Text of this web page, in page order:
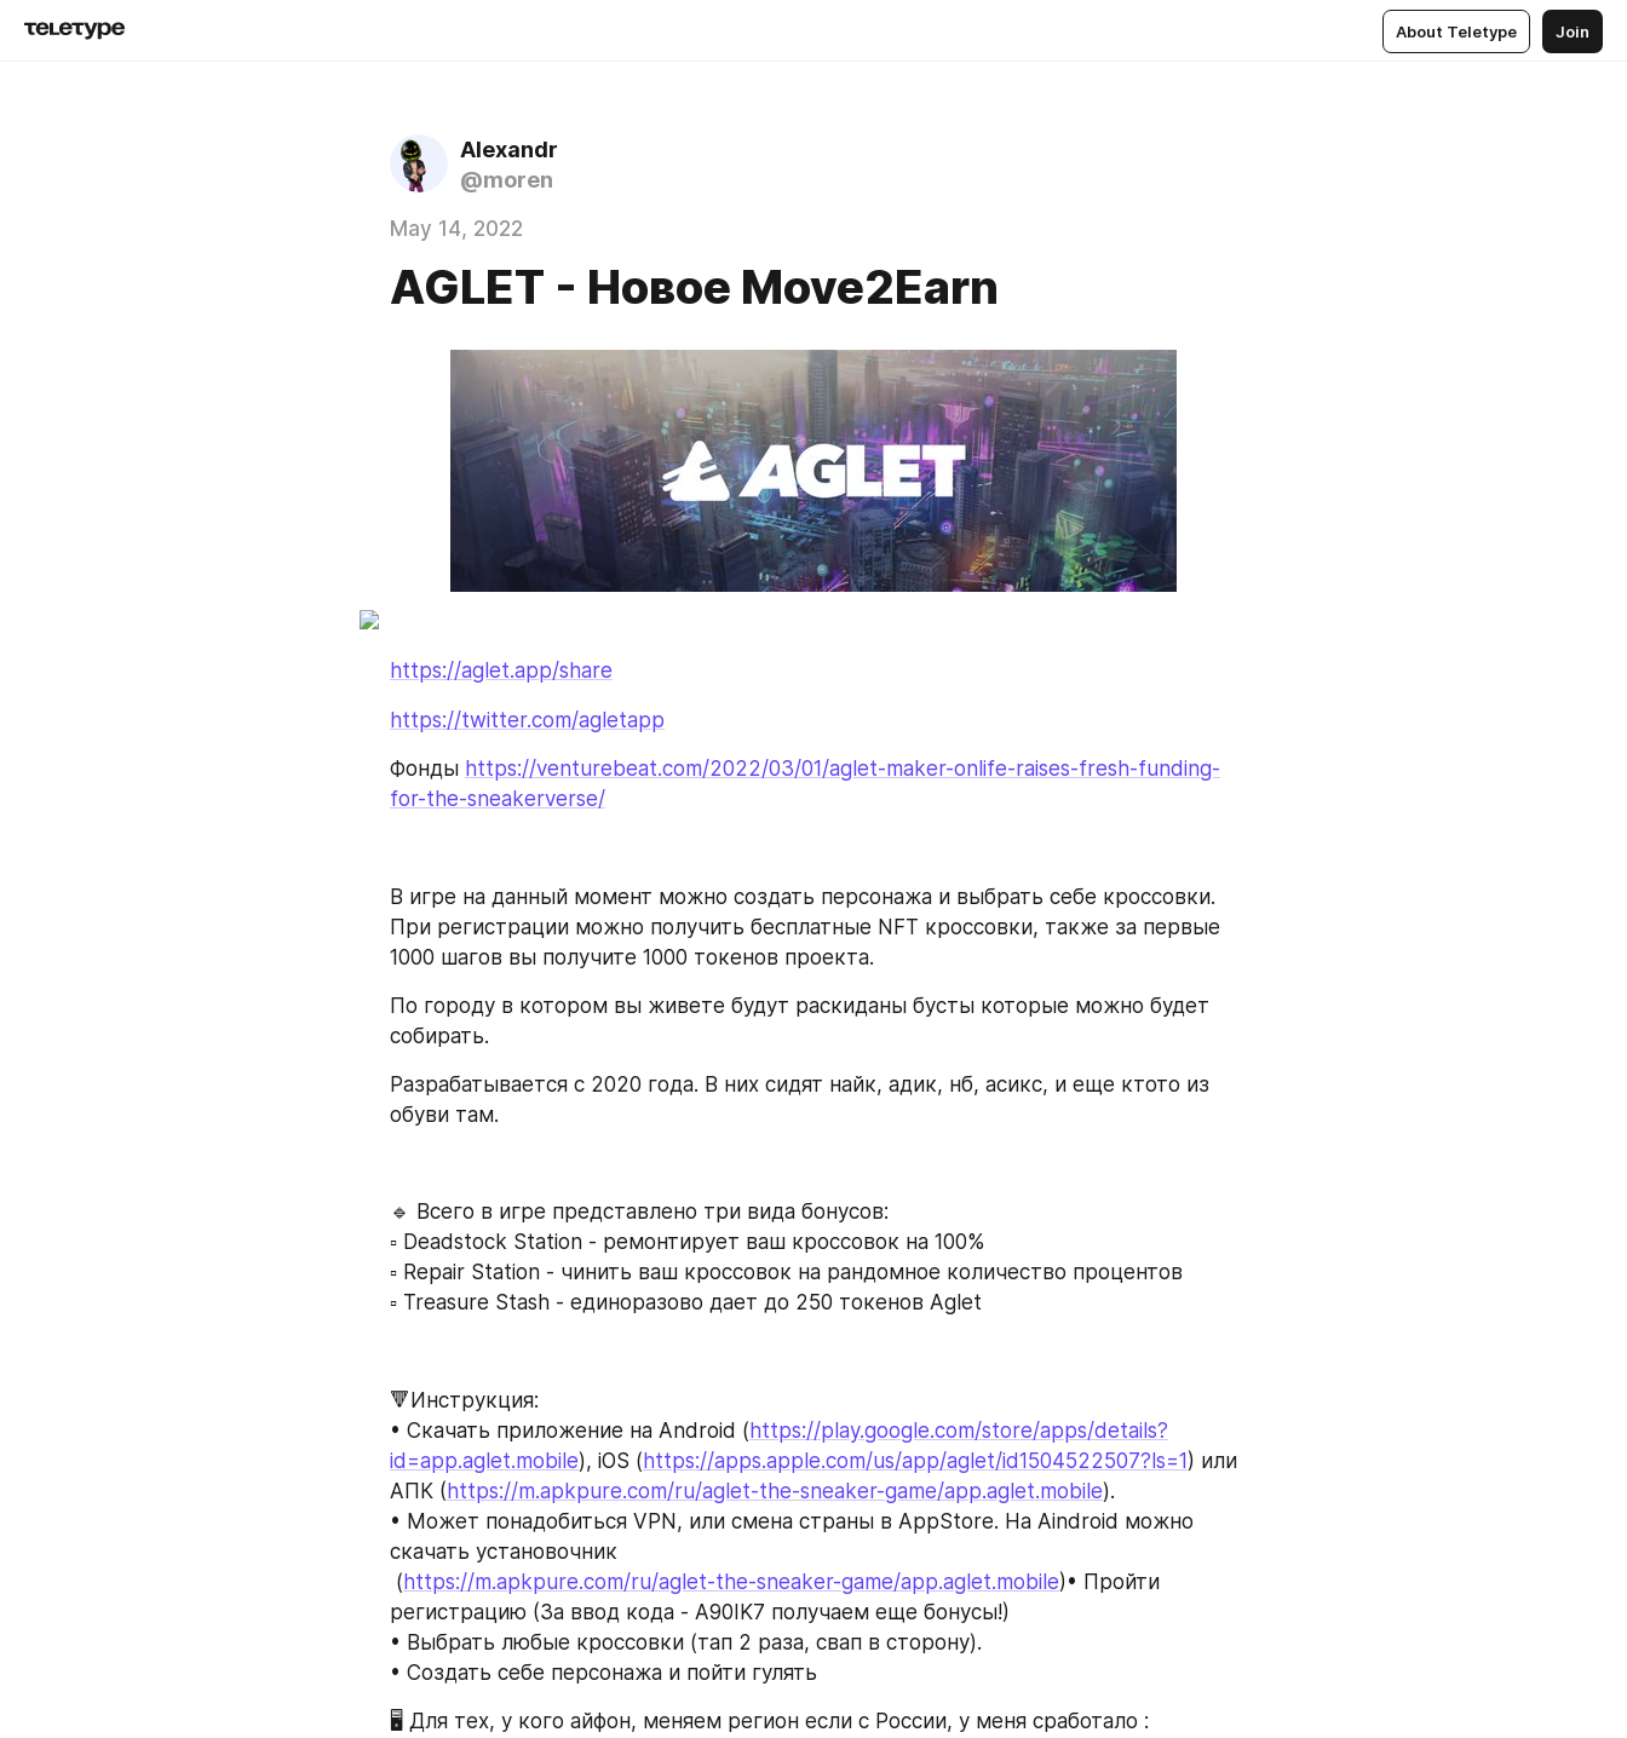
About Teletype Join
Alexandr
@moren
May 14, 2022
AGLET - Новое Move2Earn
https://aglet.app/share
https://twitter.com/agletapp
Фонды https://venturebeat.com/2022/03/01/aglet-maker-onlife-raises-fresh-funding-
for-the-sneakerverse/
В игре на данный момент можно создать персонажа и выбрать себе кроссовки.
При регистрации можно получить бесплатные NFT кроссовки, также за первые
1000 шагов вы получите 1000 токенов проекта.
По городу в котором вы живете будут раскиданы бусты которые можно будет
собирать.
Разрабатывается с 2020 года. В них сидят найк, адик, нб, асикс, и еще ктото из
обуви там.
🔹 Всего в игре представлено три вида бонусов:
▫️ Deadstock Station - ремонтирует ваш кроссовок на 100%
▫️ Repair Station - чинить ваш кроссовок на рандомное количество процентов
▫️ Treasure Stash - единоразово дает до 250 токенов Aglet
🔻Инструкция:
• Скачать приложение на Android (https://play.google.com/store/apps/details?
id=app.aglet.mobile), iOS (https://apps.apple.com/us/app/aglet/id1504522507?ls=1) или
АПК (https://m.apkpure.com/ru/aglet-the-sneaker-game/app.aglet.mobile).
• Может понадобиться VPN, или смена страны в AppStore. На Aindroid можно
скачать установочник
(https://m.apkpure.com/ru/aglet-the-sneaker-game/app.aglet.mobile)• Пройти
регистрацию (За ввод кода - A90IK7 получаем еще бонусы!)
• Выбрать любые кроссовки (тап 2 раза, свап в сторону).
• Создать себе персонажа и пойти гулять
🖥 Для тех, у кого айфон, меняем регион если с России, у меня сработало :